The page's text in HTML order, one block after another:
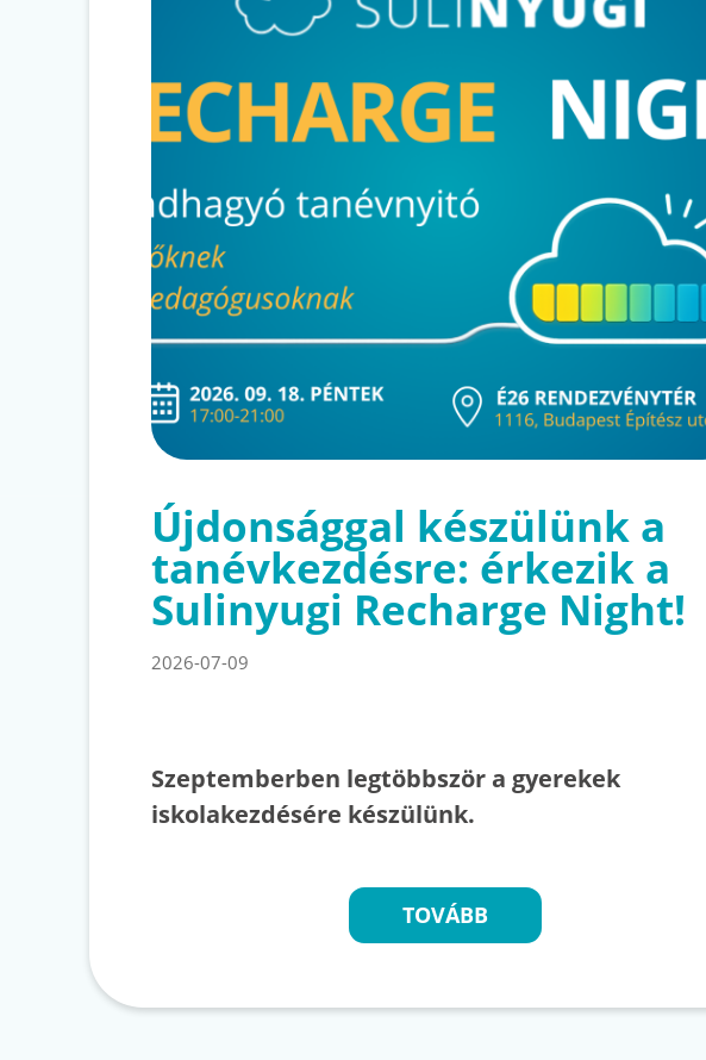
Újdonsággal készülünk a
tanévkezdésre: érkezik a
Sulinyugi Recharge Night!
2026-07-09
Szeptemberben legtöbbször a gyerekek
iskolakezdésére készülünk.
TOVÁBB